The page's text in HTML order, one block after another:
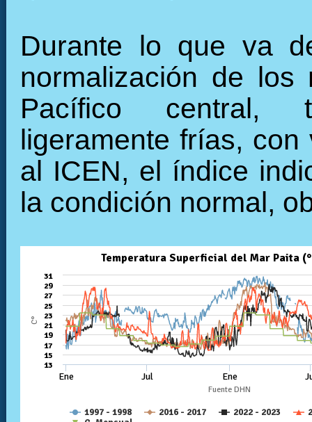
Durante lo que va
normalización de
Pacífico central,
ligeramente frías,
al ICEN, el índice
la condición normal,